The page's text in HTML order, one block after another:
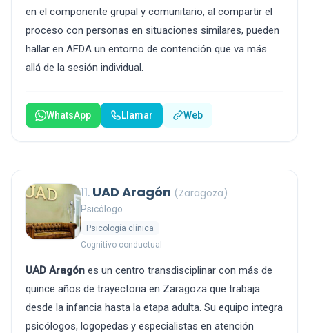
en el componente grupal y comunitario, al compartir el
proceso con personas en situaciones similares, pueden
hallar en AFDA un entorno de contención que va más
allá de la sesión individual.
WhatsApp Llamar Web
11. UAD Aragón (Zaragoza)
Psicólogo
Psicología clínica
Cognitivo-conductual
UAD Aragón es un centro transdisciplinar con más de
quince años de trayectoria en Zaragoza que trabaja
desde la infancia hasta la etapa adulta. Su equipo integra
psicólogos, logopedas y especialistas en atención